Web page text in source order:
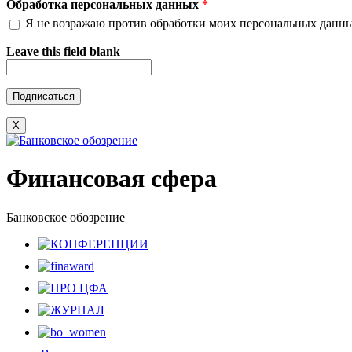
Обработка персональных данных *
Я не возражаю против обработки моих персональных
Leave this field blank
X
Финансовая сфера
Банковское обозрение